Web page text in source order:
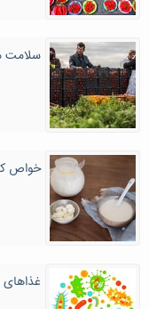
سلامت
خواص
غذاهای